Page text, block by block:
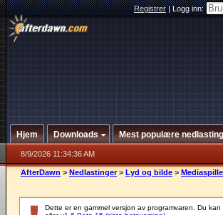
Registrer|Logg inn:
Hjem Downloads Mest populære
8/9/2026 11:34:36 AM
AfterDawn > Nedlastinger > Lyd og bilde >
Dette er en gammel versjon av programvaren. Du